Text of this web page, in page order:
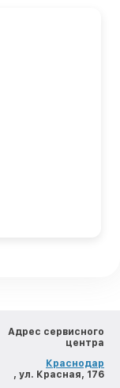
Адрес сервисного
центра
Краснодар
, ул. Красная, 176